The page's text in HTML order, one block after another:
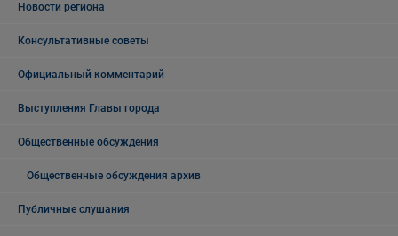
Новости региона
Консультативные советы
Официальный комментарий
Выступления Главы города
Общественные обсуждения
Общественные обсуждения архив
Публичные слушания